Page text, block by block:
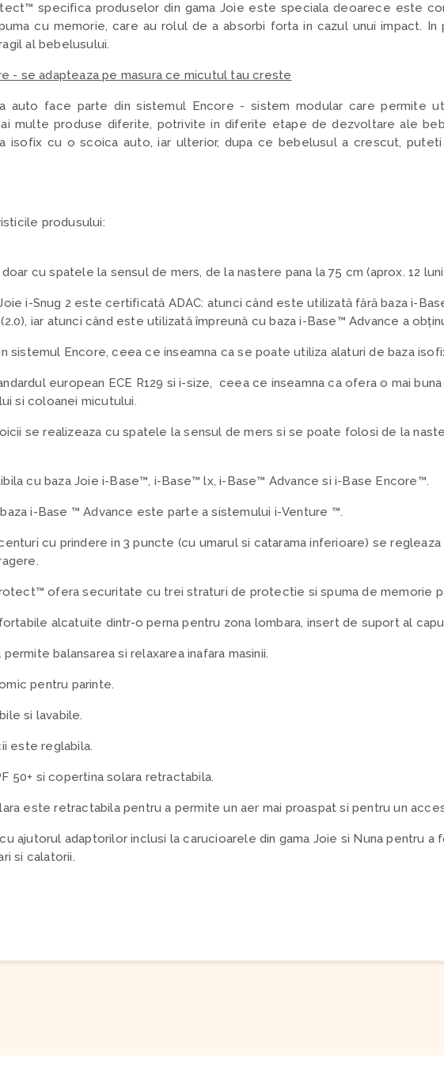
specifica produselor din gama Joie este speciala deoarece este
cu memorie, care au rolul de a absorbi forta in cazul unui impact. In
al bebelusului.
- se adapteaza pe masura ce micutul tau creste
auto face parte din sistemul Encore - sistem modular care permite
multe produse diferite, potrivite in diferite etape de dezvoltare ale
isofix cu o scoica auto, iar ulterior, dupa ce bebelusul a crescut,
produsului:
cu spatele la sensul de mers, de la nastere pana la 75 cm (aprox. 12
i-Snug 2 este certificată ADAC: atunci când este utilizată fără baza i-
iar atunci când este utilizată împreună cu baza i-Base™ Advance a
sistemul Encore, ceea ce inseamna ca se poate utiliza alaturi de baza
european ECE R129 si i-size, ceea ce inseamna ca ofera o mai
si coloanei micutului.
se realizeaza cu spatele la sensul de mers si se poate folosi de la
cu baza Joie i-Base™, i-Base™ lx, i-Base™ Advance si i-Base Encore™.
i-Base ™ Advance este parte a sistemului i-Venture ™.
cu prindere in 3 puncte (cu umarul si catarama inferioare) se
ofera securitate cu trei straturi de protectie si spuma de memorie
alcatuite dintr-o perna pentru zona lombara, insert de suport al
balansarea si relaxarea inafara masinii.
pentru parinte.
si lavabile.
este reglabila.
50+ si copertina solara retractabila.
este retractabila pentru a permite un aer mai proaspat si pentru un
ajutorul adaptorilor inclusi la carucioarele din gama Joie si Nuna pentru a
si calatorii.